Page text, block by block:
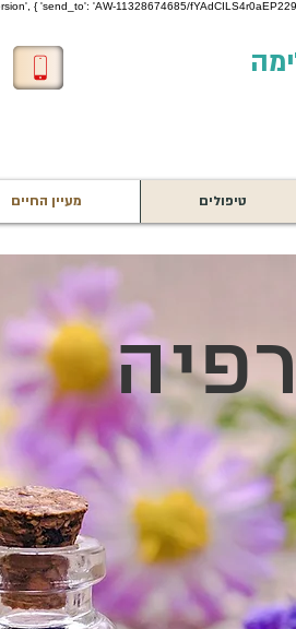
{ 'send_to': 'AW-11328674685/
טיפולים מעיין החיים